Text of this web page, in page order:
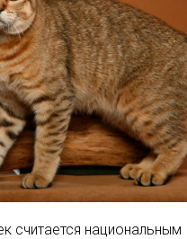
считается национальным